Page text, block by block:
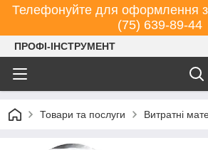
Телефонуйте для оформлення
(75) 639-89-44
ПРОФІ-ІНСТРУМЕНТ
Товари та послуги Витратні